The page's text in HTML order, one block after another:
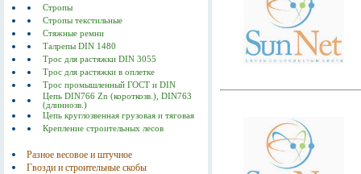
Стропы
Стропы текстильные
Стяжные ремни
Талрепы DIN 1480
Трос для растяжки DIN 3055
Трос для растяжки в оплетке
Трос промышленный ГОСТ и DIN
Цепь DIN766 Zn (короткозв.), DIN763
(длиннозв.)
Цепь круглозвенная грузовая и тяговая
Крепление строительных лесов
Разное весовое и штучное
Гвозди и строительные скобы